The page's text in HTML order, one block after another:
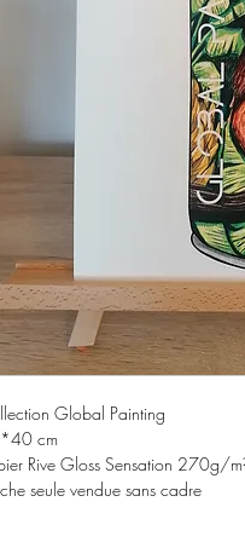
Global Painting
cm
Rive Gloss Sensation 270g/
seule vendue sans cadre